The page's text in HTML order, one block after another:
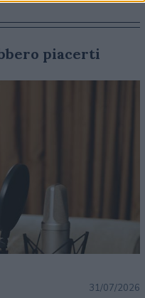
piacerti
31/07/2026